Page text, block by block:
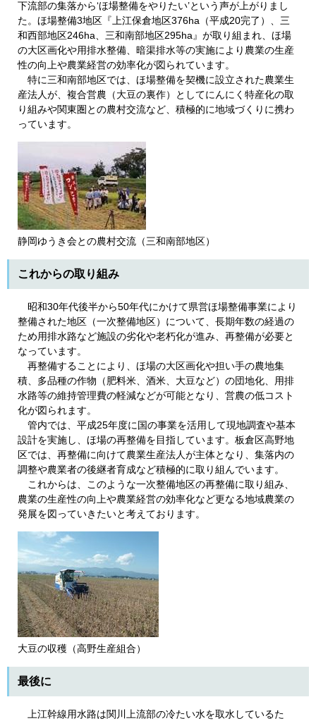
下流部の集落から‘ほ場整備をやりたい’という声が上がりまし
た。ほ場整備3地区『上江保倉地区376ha（平成20完了）、三
和西部地区246ha、三和南部地区295ha』が取り組まれ、ほ場
の大区画化や用排水整備、暗渠排水等の実施により農業の生産
性の向上や農業経営の効率化が図られています。
特に三和南部地区では、ほ場整備を契機に設立された農業生
産法人が、複合営農（大豆の裏作）としてにんにく特産化の取
り組みや関東圏との農村交流など、積極的に地域づくりに携わ
っています。
静岡ゆうき会との農村交流（三和南部地区）
これからの取り組み
昭和30年代後半から50年代にかけて県営ほ場整備事業により
整備された地区（一次整備地区）について、長期年数の経過の
ため用排水路など施設の劣化や老朽化が進み、再整備が必要と
なっています。
再整備することにより、ほ場の大区画化や担い手の農地集
積、多品種の作物（肥料米、酒米、大豆など）の団地化、用排
水路等の維持管理費の軽減などが可能となり、営農の低コスト
化が図られます。
管内では、平成25年度に国の事業を活用して現地調査や基本
設計を実施し、ほ場の再整備を目指しています。板倉区高野地
区では、再整備に向けて農業生産法人が主体となり、集落内の
調整や農業者の後継者育成など積極的に取り組んでいます。
これからは、このような一次整備地区の再整備に取り組み、
農業の生産性の向上や農業経営の効率化など更なる地域農業の
発展を図っていきたいと考えております。
大豆の収穫（高野生産組合）
最後に
上江幹線用水路は関川上流部の冷たい水を取水しているた